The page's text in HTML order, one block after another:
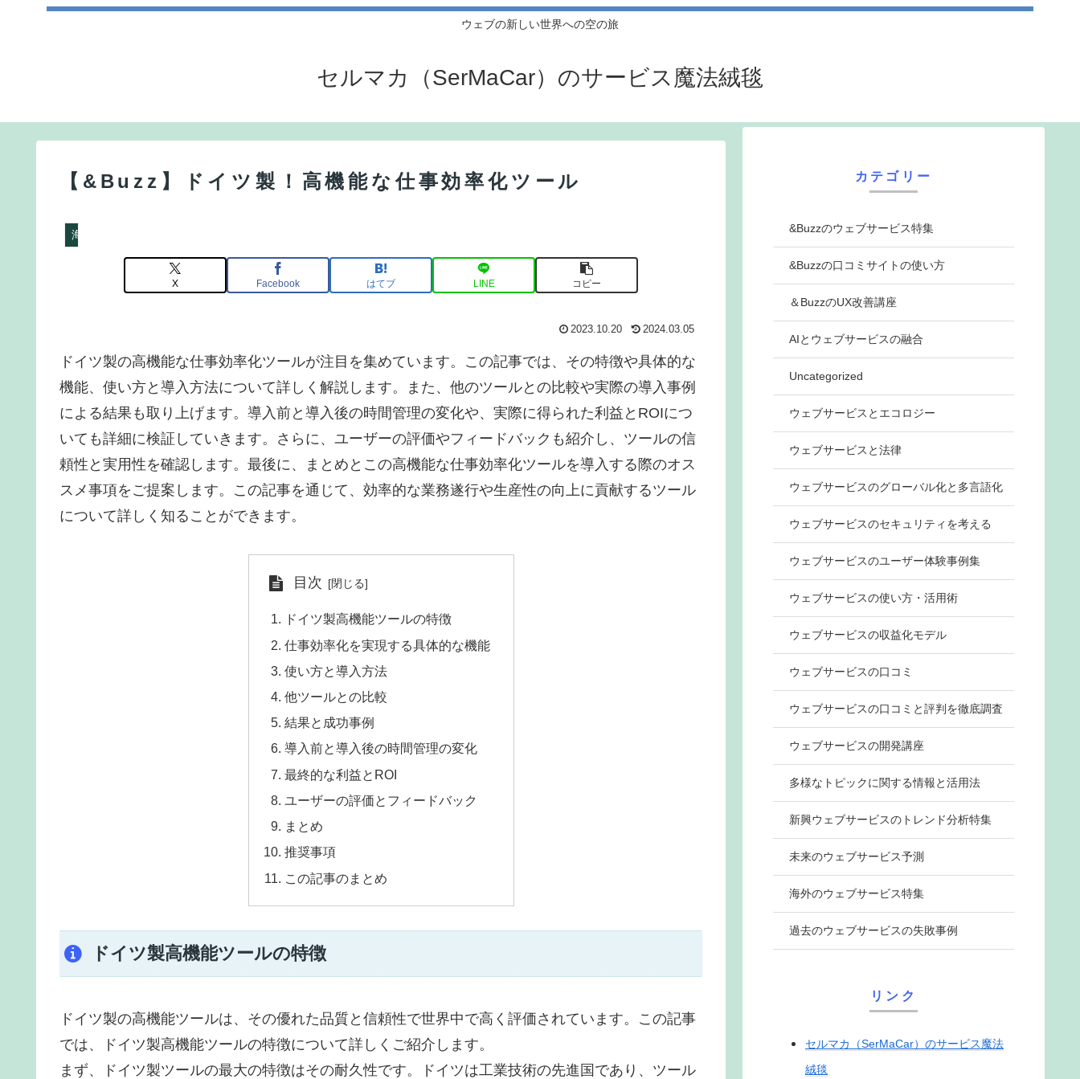
ウェブの新しい世界への空の旅
セルマカ（SerMaCar）のサービス魔法絨毯
【&Buzz】ドイツ製！高機能な仕事効率化ツール
海外のウェブサービス特集
X Facebook はてブ LINE コピー
2023.10.20 2024.03.05
ドイツ製の高機能な仕事効率化ツールが注目を集めています。この記事では、その特徴や具体的な
機能、使い方と導入方法について詳しく解説します。また、他のツールとの比較や実際の導入事例
による結果も取り上げます。導入前と導入後の時間管理の変化や、実際に得られた利益とROIにつ
いても詳細に検証していきます。さらに、ユーザーの評価やフィードバックも紹介し、ツールの信
頼性と実用性を確認します。最後に、まとめとこの高機能な仕事効率化ツールを導入する際のオス
スメ事項をご提案します。この記事を通じて、効率的な業務遂行や生産性の向上に貢献するツール
について詳しく知ることができます。
目次
ドイツ製高機能ツールの特徴
仕事効率化を実現する具体的な機能
使い方と導入方法
他ツールとの比較
結果と成功事例
導入前と導入後の時間管理の変化
最終的な利益とROI
ユーザーの評価とフィードバック
まとめ
推奨事項
この記事のまとめ
ドイツ製高機能ツールの特徴
ドイツ製の高機能ツールは、その優れた品質と信頼性で世界中で高く評価されています。この記事
では、ドイツ製高機能ツールの特徴について詳しくご紹介します。
まず、ドイツ製ツールの最大の特徴はその耐久性です。ドイツは工業技術の先進国であり、ツール
カテゴリー
&Buzzのウェブサービス特集
&Buzzの口コミサイトの使い方
＆BuzzのUX改善講座
AIとウェブサービスの融合
Uncategorized
ウェブサービスとエコロジー
ウェブサービスと法律
ウェブサービスのグローバル化と多言語化
ウェブサービスのセキュリティを考える
ウェブサービスのユーザー体験事例集
ウェブサービスの使い方・活用術
ウェブサービスの収益化モデル
ウェブサービスの口コミ
ウェブサービスの口コミと評判を徹底調査
ウェブサービスの開発講座
多様なトピックに関する情報と活用法
新興ウェブサービスのトレンド分析特集
未来のウェブサービス予測
海外のウェブサービス特集
過去のウェブサービスの失敗事例
リンク
セルマカ（SerMaCar）のサービス魔法
絨毯